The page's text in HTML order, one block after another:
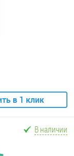
в 1 клик
В наличии